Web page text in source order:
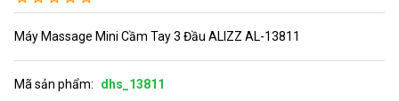
Máy Massage Mini Cầm Tay 3 Đầu ALIZZ AL-13811
Mã sản phẩm:
dhs_13811